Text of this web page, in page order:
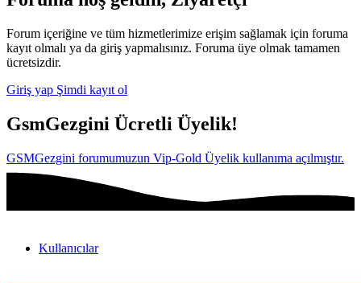
Forum içeriğine ve tüm hizmetlerimize erişim sağlamak için foruma
kayıt olmalı ya da giriş yapmalısınız. Foruma üye olmak tamamen
ücretsizdir.
Giriş yap Şimdi kayıt ol
GsmGezgini Ücretli Üyelik!
GSMGezgini forumumuzun Vip-Gold Üyelik kullanıma açılmıştır.
Kullanıcılar